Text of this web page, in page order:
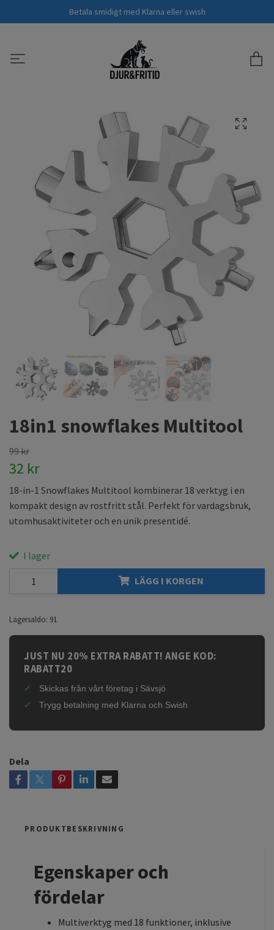
Betala smidigt med Klarna eller swish
18in1 snowflakes Multitool
99 kr
32 kr
18-in-1 Snowflakes Multitool kombinerar 18 verktyg i en
kompakt design av rostfritt stål. Perfekt för vardagsbruk,
utomhusaktiviteter och en unik presentidé.
I lager
LÄGG I KORGEN
Lagersaldo: 91
JUST NU 20% EXTRA RABATT! ANGE KOD:
RABATT20
Skickas från vårt företag i Sävsjö
Trygg betalning med Klarna och Swish
Dela
PRODUKTBESKRIVNING
Egenskaper och
fördelar
Multiverktyg med 18 funktioner, inklusive